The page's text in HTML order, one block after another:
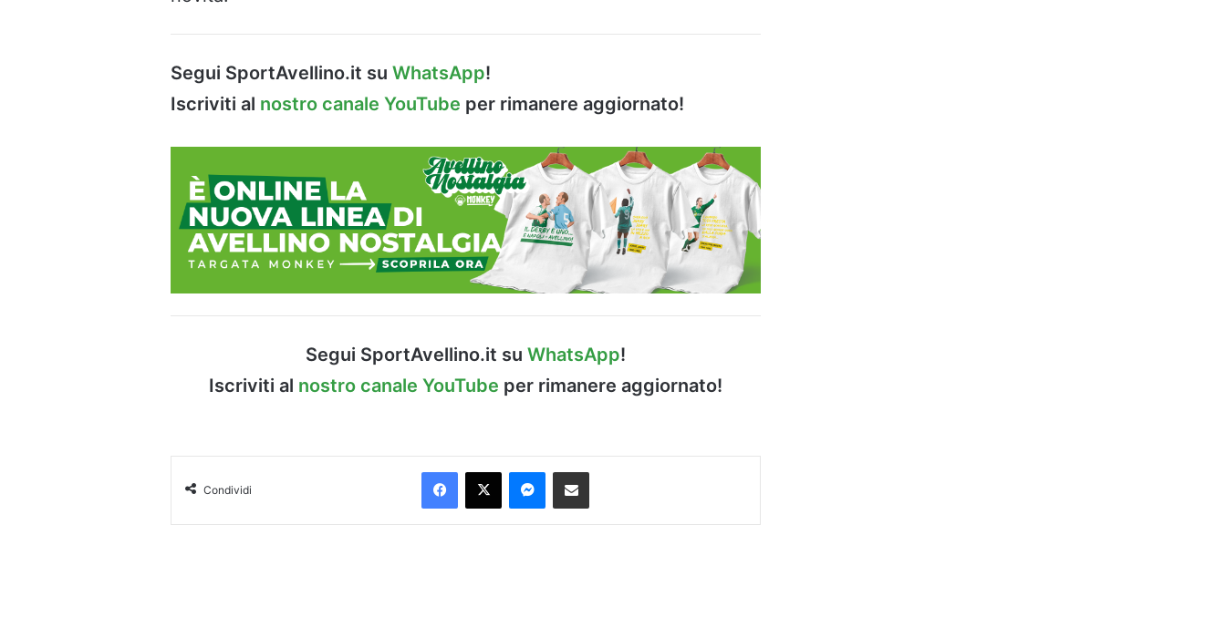
Segui SportAvellino.it su WhatsApp!
Iscriviti al nostro canale YouTube per rimanere aggiornato!
Segui SportAvellino.it su WhatsApp!
Iscriviti al nostro canale YouTube per rimanere aggiornato!
Condividi
Facebook
X Messenger
Condividi via Email